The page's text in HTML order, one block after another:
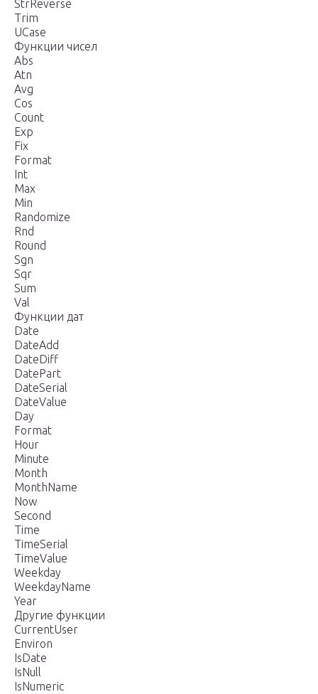
StrReverse
Trim
UCase
Функции чисел
Abs
Atn
Avg
Cos
Count
Exp
Fix
Format
Int
Max
Min
Randomize
Rnd
Round
Sgn
Sqr
Sum
Val
Функции дат
Date
DateAdd
DateDiff
DatePart
DateSerial
DateValue
Day
Format
Hour
Minute
Month
MonthName
Now
Second
Time
TimeSerial
TimeValue
Weekday
WeekdayName
Year
Другие функции
CurrentUser
Environ
IsDate
IsNull
IsNumeric